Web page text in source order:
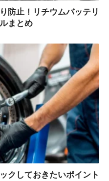
防止！リチウムバッテリ
まとめ
クしておきたいポイント